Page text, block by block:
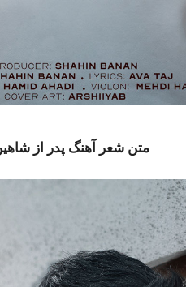
متن شعر آهنگ پدر از